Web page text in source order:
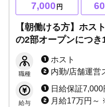
7,000 円 60
【朝働ける方】ホ
の2部オープンにつ
ャンス！！
職種
ホスト
内勤/店舗運営
給与
日給保証
月給17万円～ ※そ